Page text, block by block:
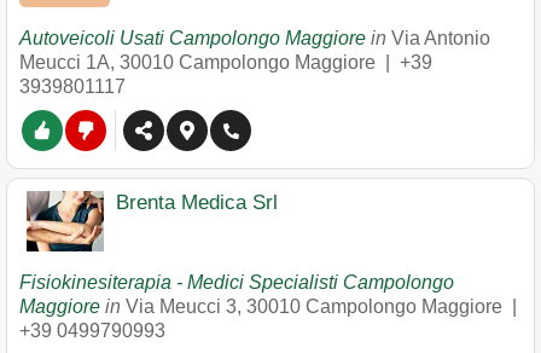
Autoveicoli Usati Campolongo Maggiore in Via Antonio
Meucci 1A, 30010 Campolongo Maggiore
+39
3939801117
Brenta Medica Srl
Fisiokinesiterapia - Medici Specialisti Campolongo
Maggiore in Via Meucci 3, 30010 Campolongo Maggiore
+39 0499790993